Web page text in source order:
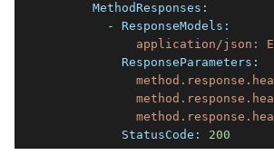
      MethodResponses:
        - ResponseModels:
application/json:
          ResponseParameters:
          StatusCode:
200